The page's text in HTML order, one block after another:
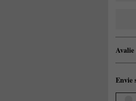
Avalie
Envie